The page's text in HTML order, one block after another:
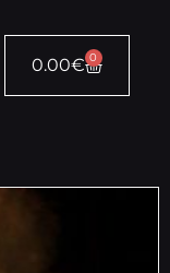
0.00€ 0